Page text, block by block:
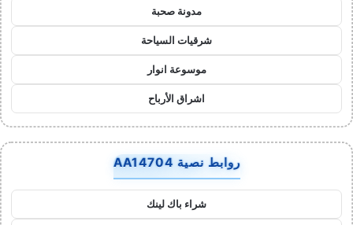
مدونة صحبة
شرقيات السياحة
موسوعة انوار
اشراق الأرباح
روابط نصية AA14704
شراء باك لينك